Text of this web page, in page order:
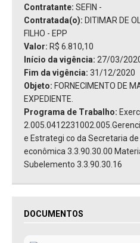
Contratante: SEFIN -
Contratada(o): DITIMAR DE
FILHO - EPP
Valor: R$ 6.810,10
Início da vigência: 27/03/
Fim da vigência: 31/12/2020
Objeto: FORNECIMENTO DE
EXPEDIENTE.
Programa de Trabalho:
e Estrategi co da Secretaria
econômica 3.3.90.30.00
Subelemento 3.3.90.30.16
DOCUMENTOS